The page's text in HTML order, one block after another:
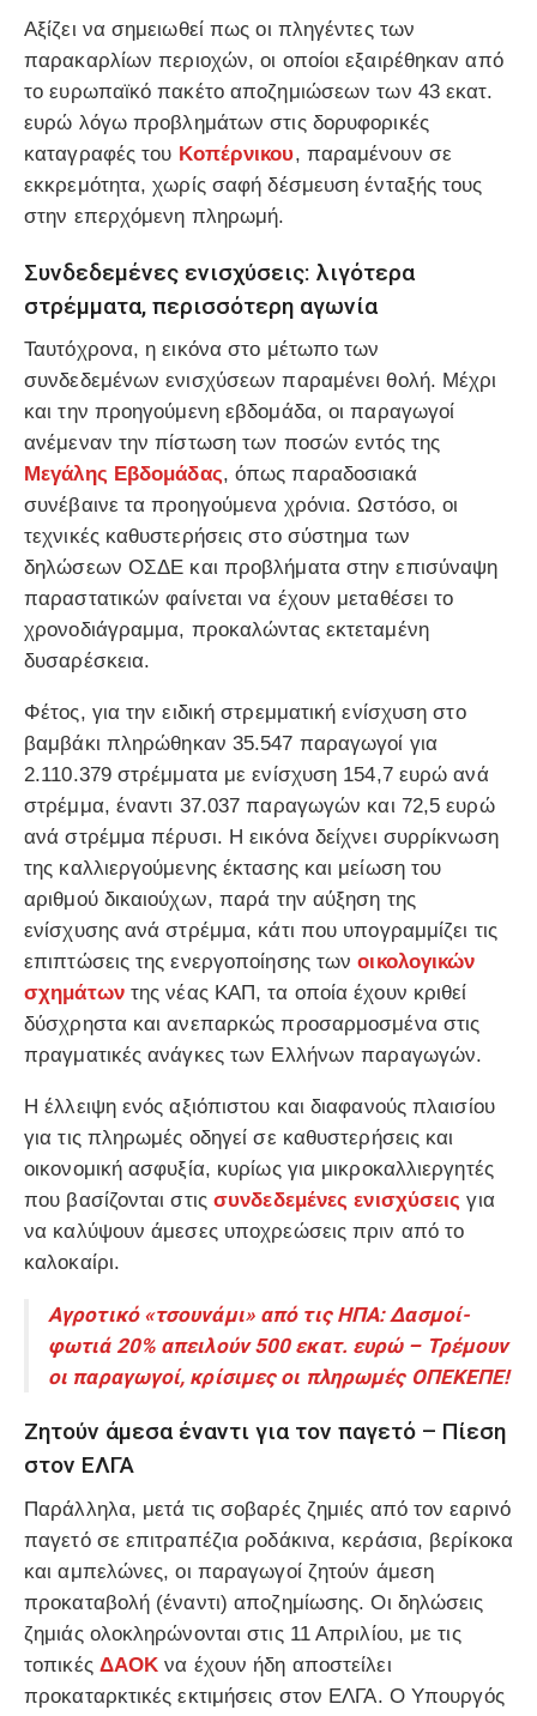
Αξίζει να σημειωθεί πως οι πληγέντες των
παρακαρλίων περιοχών, οι οποίοι εξαιρέθηκαν από
το ευρωπαϊκό πακέτο αποζημιώσεων των 43 εκατ.
ευρώ λόγω προβλημάτων στις δορυφορικές
καταγραφές του Κοπέρνικου, παραμένουν σε
εκκρεμότητα, χωρίς σαφή δέσμευση ένταξής τους
στην επερχόμενη πληρωμή.
Συνδεδεμένες ενισχύσεις: λιγότερα
στρέμματα, περισσότερη αγωνία
Ταυτόχρονα, η εικόνα στο μέτωπο των
συνδεδεμένων ενισχύσεων παραμένει θολή. Μέχρι
και την προηγούμενη εβδομάδα, οι παραγωγοί
ανέμεναν την πίστωση των ποσών εντός της
Μεγάλης Εβδομάδας, όπως παραδοσιακά
συνέβαινε τα προηγούμενα χρόνια. Ωστόσο, οι
τεχνικές καθυστερήσεις στο σύστημα των
δηλώσεων ΟΣΔΕ και προβλήματα στην επισύναψη
παραστατικών φαίνεται να έχουν μεταθέσει το
χρονοδιάγραμμα, προκαλώντας εκτεταμένη
δυσαρέσκεια.
Φέτος, για την ειδική στρεμματική ενίσχυση στο
βαμβάκι πληρώθηκαν 35.547 παραγωγοί για
2.110.379 στρέμματα με ενίσχυση 154,7 ευρώ ανά
στρέμμα, έναντι 37.037 παραγωγών και 72,5 ευρώ
ανά στρέμμα πέρυσι. Η εικόνα δείχνει συρρίκνωση
της καλλιεργούμενης έκτασης και μείωση του
αριθμού δικαιούχων, παρά την αύξηση της
ενίσχυσης ανά στρέμμα, κάτι που υπογραμμίζει τις
επιπτώσεις της ενεργοποίησης τωνοικολογικών
σχημάτωντης νέας ΚΑΠ, τα οποία έχουν κριθεί
δύσχρηστα και ανεπαρκώς προσαρμοσμένα στις
πραγματικές ανάγκες των Ελλήνων παραγωγών.
Η έλλειψη ενός αξιόπιστου και διαφανούς πλαισίου
για τις πληρωμές οδηγεί σε καθυστερήσεις και
οικονομική ασφυξία, κυρίως για μικροκαλλιεργητές
που βασίζονται στιςσυνδεδεμένες ενισχύσεις για
να καλύψουν άμεσες υποχρεώσεις πριν από το
καλοκαίρι.
Αγροτικό «τσουνάμι» από τις ΗΠΑ: Δασμοί-
φωτιά 20% απειλούν 500 εκατ. ευρώ – Τρέμουν
οι παραγωγοί, κρίσιμες οι πληρωμές ΟΠΕΚΕΠΕ!
Ζητούν άμεσα έναντι για τον παγετό – Πίεση
στον ΕΛΓΑ
Παράλληλα, μετά τις σοβαρές ζημιές από τον εαρινό
παγετό σε επιτραπέζια ροδάκινα, κεράσια, βερίκοκα
και αμπελώνες, οι παραγωγοί ζητούν άμεση
προκαταβολή (έναντι) αποζημίωσης. Οι δηλώσεις
ζημιάς ολοκληρώνονται στις 11 Απριλίου, με τις
τοπικές ΔΑΟΚ να έχουν ήδη αποστείλει
προκαταρκτικές εκτιμήσεις στον ΕΛΓΑ. Ο Υπουργός